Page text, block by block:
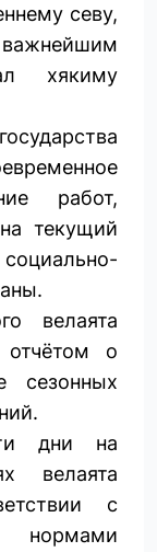
севу,
хякиму
работ,
текущий
велаята
отчётом о
сезонных
дни на
велаята
с